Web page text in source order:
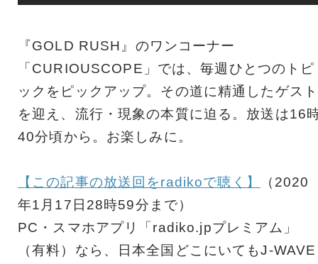
『GOLD RUSH』のワンコーナー
「CURIOUSCOPE」では、毎週ひとつのトピ
ックをピックアップ。その道に精通したゲスト
を迎え、流行・現象の本質に迫る。放送は16
40分頃から。お楽しみに。
【この記事の放送回をradikoで聴く】
（2020
年1月17日28時59分まで）
PC・スマホアプリ「radiko.jpプレミアム」
（有料）なら、日本全国どこにいてもJ-WAVE